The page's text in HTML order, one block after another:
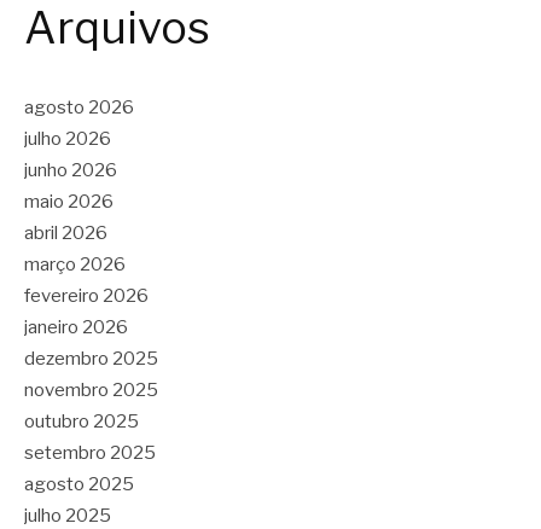
Arquivos
agosto 2026
julho 2026
junho 2026
maio 2026
abril 2026
março 2026
fevereiro 2026
janeiro 2026
dezembro 2025
novembro 2025
outubro 2025
setembro 2025
agosto 2025
julho 2025